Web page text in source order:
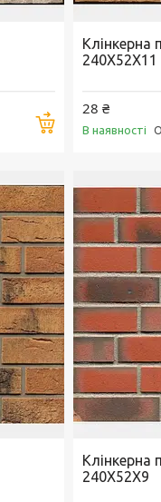
Купити
Клінкерна
240X52X11
28 ₴
В наявності
Клінкерна
240X52X9